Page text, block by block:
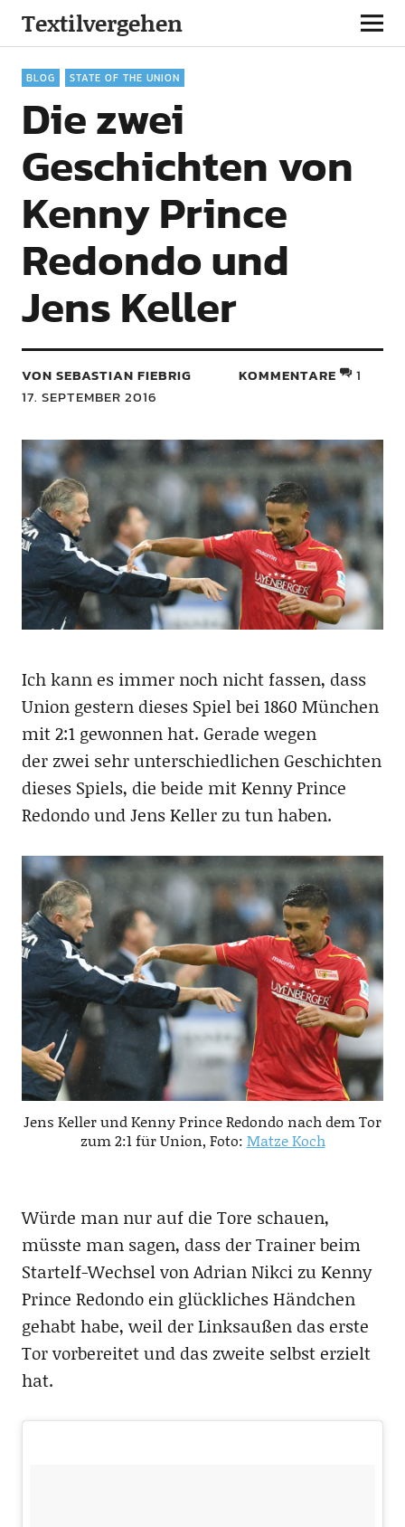
Textilvergehen
BLOG STATE OF THE UNION
Die zwei
Geschichten von
Kenny Prince
Redondo und
Jens Keller
VON SEBASTIAN FIEBRIG
17. SEPTEMBER 2016
KOMMENTARE 1
Ich kann es immer noch nicht fassen, dass
Union gestern dieses Spiel bei 1860 München
mit 2:1 gewonnen hat. Gerade wegen
der zwei sehr unterschiedlichen Geschichten
dieses Spiels, die beide mit Kenny Prince
Redondo und Jens Keller zu tun haben.
Jens Keller und Kenny Prince Redondo nach dem Tor
zum 2:1 für Union, Foto: Matze Koch
Würde man nur auf die Tore schauen,
müsste man sagen, dass der Trainer beim
Startelf-Wechsel von Adrian Nikci zu Kenny
Prince Redondo ein glückliches Händchen
gehabt habe, weil der Linksaußen das erste
Tor vorbereitet und das zweite selbst erzielt
hat.